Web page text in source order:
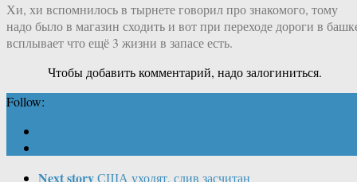
Хи, хи вспомнилось в тырнете говорил про знакомого, тому
надо было в магазин сходить и вот при переходе дороги в
всплывает что ещё 3 жизни в запасе есть.
Чтобы добавить комментарий, надо залогиниться.
Follow:
Next storyСША уходят, слив засчитан